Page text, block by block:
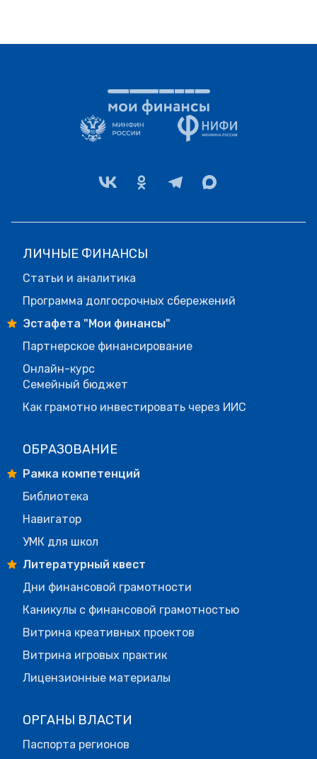
ЛИЧНЫЕ ФИНАНСЫ
Статьи и аналитика
Программа долгосрочных сбережений
Эстафета "Мои финансы"
Партнерское финансирование
Онлайн-курс
Семейный бюджет
Как грамотно инвестировать через ИИС
ОБРАЗОВАНИЕ
Рамка компетенций
Библиотека
Навигатор
УМК для школ
Литературный квест
Дни финансовой грамотности
Каникулы с финансовой грамотностью
Витрина креативных проектов
Витрина игровых практик
Лицензионные материалы
ОРГАНЫ ВЛАСТИ
Паспорта регионов